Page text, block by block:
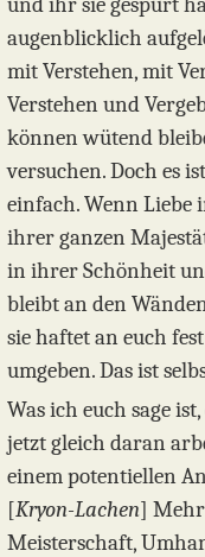
augenblicklich
mit Verstehen, mit
Verstehen und
können wütend
versuchen. Doch es
einfach. Wenn Liebe
ihrer ganzen
in ihrer Schönheit
bleibt an den
sie haftet an euch
umgeben. Das ist
Was ich euch sage
jetzt gleich daran
einem potentiellen
[Kryon-Lachen]
Meisterschaft,